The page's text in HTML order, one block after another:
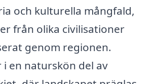
och kulturella mångfald,
från olika civilisationer
genom regionen.
i en naturskön del av